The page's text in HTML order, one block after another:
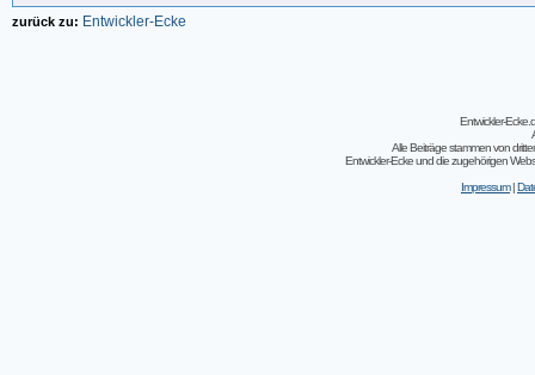
zurück zu: Entwickler-Ecke
Entwickler-
Alle Beiträge stammen von
Entwickler-Ecke und die zugehörigen
Impressum|